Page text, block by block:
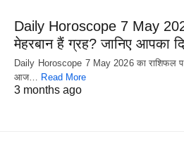
Daily Horoscope 7 May
मेहरबान हैं ग्रह? जानिए आपका
Daily Horoscope 7 May 2026 का राशिफल
आज… Read More
3 months ago